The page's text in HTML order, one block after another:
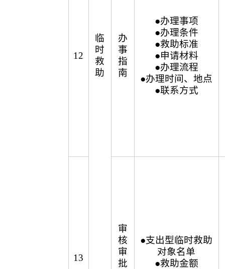
临
时
救
助
12
办
事
指
南
●办理事项
●办理条件
●救助标准
●申请材料
●办理流程
●办理时间、地点
●联系方式
13
审
核
审
批
●支出型临时救助
对象名单
●救助金额